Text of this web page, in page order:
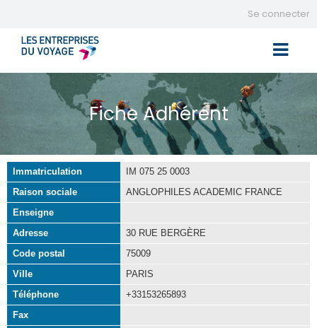
Se connecter
Fiche Adhérent
Immatriculation
IM 075 25 0003
Raison sociale
ANGLOPHILES ACADEMIC FRANCE
Enseigne
Adresse
30 RUE BERGÈRE
Code postal
75009
Ville
PARIS
Téléphone
+33153265893
Fax